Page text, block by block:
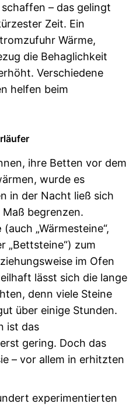
– das gelingt
Zeit. Ein
Wärme,
die Behaglichkeit
Verschiedene
helfen beim
ihre Betten vor dem
wurde es
in der Nacht ließ sich
begrenzen.
(auch „Wärmesteine“,
„Bettsteine“) zum
im Ofen
lässt sich die lange
denn viele Steine
über einige Stunden.
ist das
gering. Doch das
– vor allem in erhitzten
experimentierten